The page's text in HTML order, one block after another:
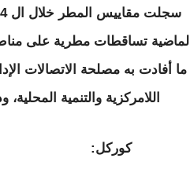
الماضية تساقطات مطرية على
ما أفادت به مصلحة الاتصالات
اللامركزية والتنمية
كوركل: